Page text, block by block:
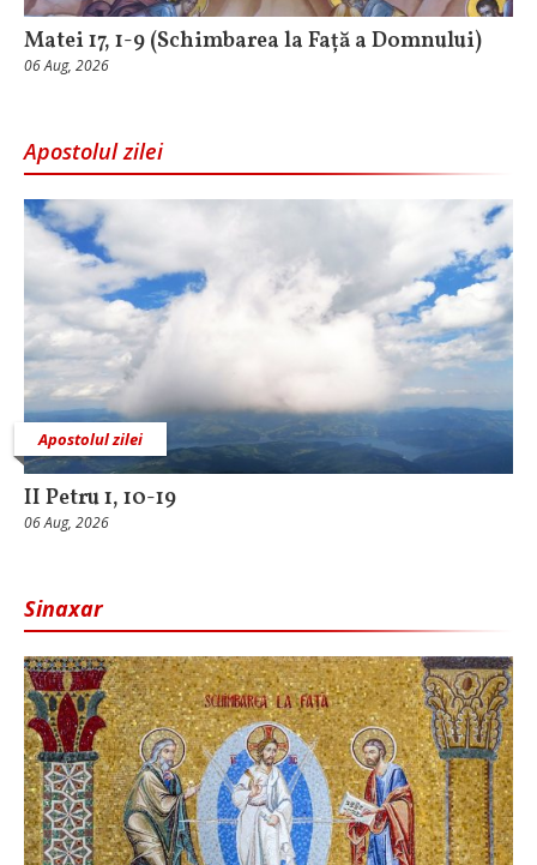
Matei 17, 1-9 (Schimbarea la Față a Domnului)
06 Aug, 2026
Apostolul zilei
Apostolul zilei
II Petru 1, 10-19
06 Aug, 2026
Sinaxar